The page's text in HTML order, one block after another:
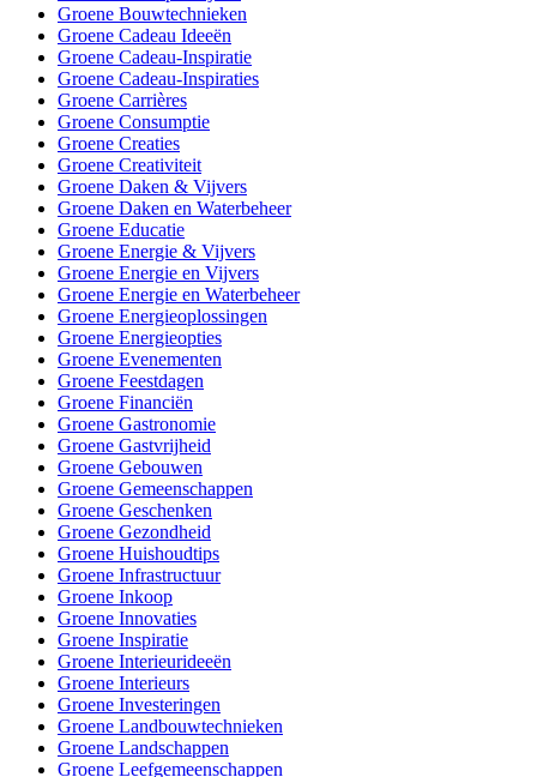
Groene Bouwtechnieken
Groene Cadeau Ideeën
Groene Cadeau-Inspiratie
Groene Cadeau-Inspiraties
Groene Carrières
Groene Consumptie
Groene Creaties
Groene Creativiteit
Groene Daken & Vijvers
Groene Daken en Waterbeheer
Groene Educatie
Groene Energie & Vijvers
Groene Energie en Vijvers
Groene Energie en Waterbeheer
Groene Energieoplossingen
Groene Energieopties
Groene Evenementen
Groene Feestdagen
Groene Financiën
Groene Gastronomie
Groene Gastvrijheid
Groene Gebouwen
Groene Gemeenschappen
Groene Geschenken
Groene Gezondheid
Groene Huishoudtips
Groene Infrastructuur
Groene Inkoop
Groene Innovaties
Groene Inspiratie
Groene Interieurideeën
Groene Interieurs
Groene Investeringen
Groene Landbouwtechnieken
Groene Landschappen
Groene Leefgemeenschappen